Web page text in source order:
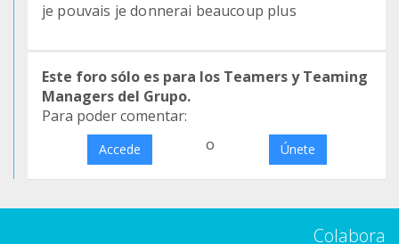
je pouvais je donnerai beaucoup plus
Este foro sólo es para los Teamers y Teaming
Managers del Grupo.
Para poder comentar:
Accede o Únete
Colabora